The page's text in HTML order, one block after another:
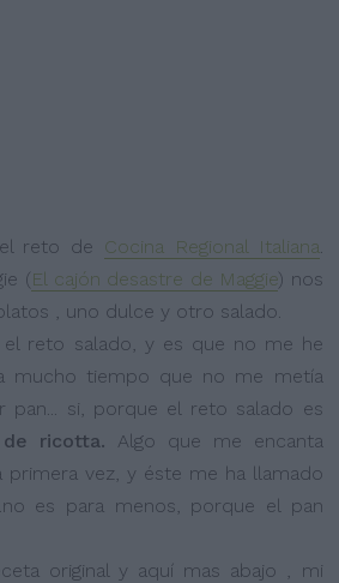
reto de Cocina Regional Italiana.
(El cajón desastre de Maggie) nos
, uno dulce y otro salado.
el reto salado, y es que no me he
mucho tiempo que no me metía
pan... si, porque el reto salado es
ricotta. Algo que me encanta
vez, y éste me ha llamado
es para menos, porque el pan
original y aquí mas abajo , mi